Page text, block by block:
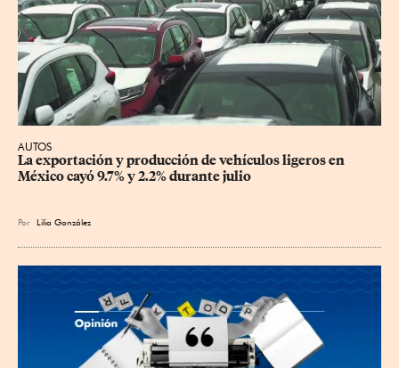
AUTOS
La exportación y producción de vehículos ligeros en
México cayó 9.7% y 2.2% durante julio
Por Lilia González